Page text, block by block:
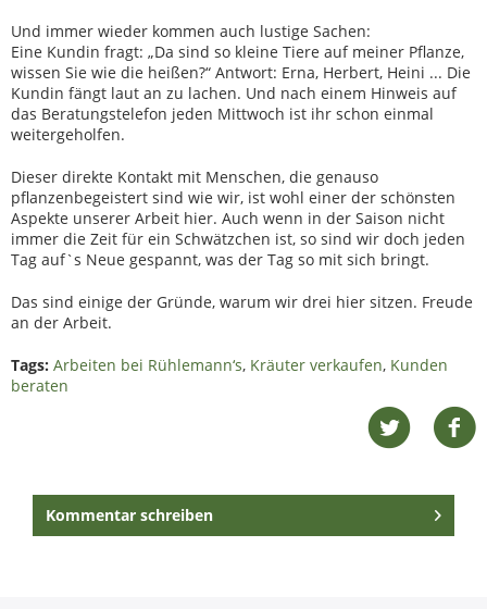
Und immer wieder kommen auch lustige Sachen:
Eine Kundin fragt: „Da sind so kleine Tiere auf meiner Pflanze,
wissen Sie wie die heißen?“ Antwort: Erna, Herbert, Heini ... Die
Kundin fängt laut an zu lachen. Und nach einem Hinweis auf
das Beratungstelefon jeden Mittwoch ist ihr schon einmal
weitergeholfen.
Dieser direkte Kontakt mit Menschen, die genauso
pflanzenbegeistert sind wie wir, ist wohl einer der schönsten
Aspekte unserer Arbeit hier. Auch wenn in der Saison nicht
immer die Zeit für ein Schwätzchen ist, so sind wir doch jeden
Tag auf`s Neue gespannt, was der Tag so mit sich bringt.
Das sind einige der Gründe, warum wir drei hier sitzen. Freude
an der Arbeit.
Tags: Arbeiten bei Rühlemann‘s, Kräuter verkaufen, Kunden
beraten
Kommentar schreiben